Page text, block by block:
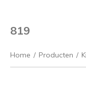
819
Home / Producten /